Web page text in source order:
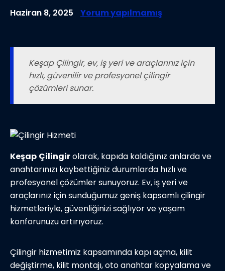
Haziran 8, 2025 Yorum yapılmamış
Keşap Çilingir, ev, iş yeri ve araçlarınız için
hızlı, güvenilir ve profesyonel çilingir
çözümleri sunar.
Keşap Çilingirolarak, kapıda kaldığınız anlarda ve
anahtarınızı kaybettiğiniz durumlarda hızlı ve
profesyonel çözümler sunuyoruz. Ev, iş yeri ve
araçlarınız için sunduğumuz geniş kapsamlı çilingir
hizmetleriyle, güvenliğinizi sağlıyor ve yaşam
konforunuzu artırıyoruz.
Çilingir hizmetimiz kapsamında kapı açma, kilit
değiştirme, kilit montajı, oto anahtar kopyalama ve